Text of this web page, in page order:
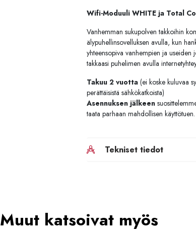
Wifi-Moduuli WHITE ja Total
Vanhemman sukupolven takkoihin
älypuhellinsovelluksen avulla, kun
yhteensopiva vanhempien ja useiden
takkaasi puhelimen avulla
Takuu 2 vuotta (ei koske kuluvaa
perättäisistä sähkökatkoista)
Asennuksen jälkeen
taata parhaan mahdollisen käyttötuen.
Tekniset tiedot
Muut katsoivat myös